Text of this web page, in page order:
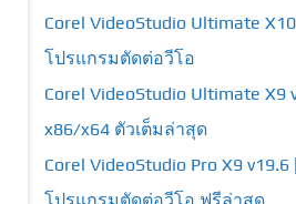
Corel VideoStudio Ultimate
โปรแกรมตัดต่อวีโอ
Corel VideoStudio Ultimate X9
x86/x64 ตัวเต็มล่าสุด
Corel VideoStudio Pro X9